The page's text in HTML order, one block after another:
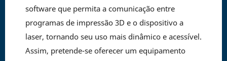
software que permita a comunicação entre
programas de impressão 3D e o dispositivo a
laser, tornando seu uso mais dinâmico e acessível.
Assim, pretende-se oferecer um equipamento